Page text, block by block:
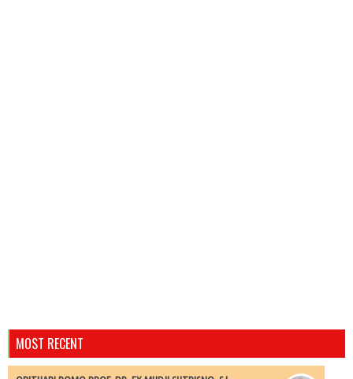
MOST RECENT